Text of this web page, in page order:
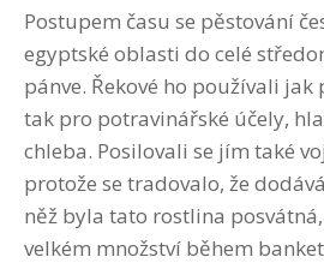
Postupem času se pěstování
egyptské oblasti do celé
pánve. Řekové ho používali
tak pro potravinářské účely,
chleba. Posilovali se jím také
protože se tradovalo, že
něž byla tato rostlina
velkém množství během